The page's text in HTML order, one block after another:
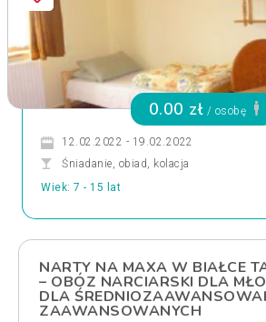
0.00 zł / osobę
12.02.2022 - 19.02.2022
Śniadanie, obiad, kolacja
Wiek: 7 - 15 lat
NARTY NA MAXA W BIAŁCE
– OBÓZ NARCIARSKI DLA
DLA
ZAAWANSOWANYCH